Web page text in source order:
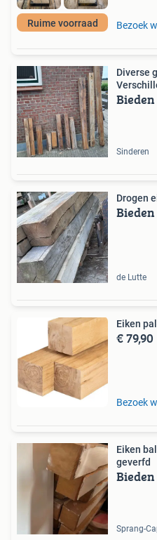
Ruime voorraad Bezoek
Diverse
Bieden
Sinderen
Drogen
Bieden
de Lutte
Eiken
€ 79,90
Bezoek
Eiken
geverfd
Bieden
Sprang-